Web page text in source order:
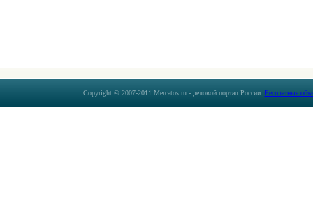
Copyright © 2007-2011 Mercatos.ru - деловой портал России. Бесплатные